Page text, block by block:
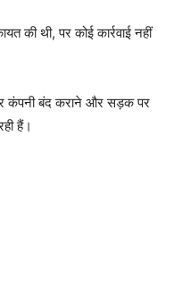
की थी, पर कोई कार्रवाई नहीं
कंपनी बंद कराने और सड़क पर
हैं।